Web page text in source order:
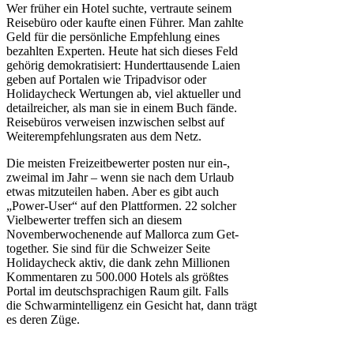
Wer früher ein Hotel suchte, vertraute seinem
Reisebüro oder kaufte einen Führer. Man zahlte
Geld für die persönliche Empfehlung eines
bezahlten Experten. Heute hat sich dieses Feld
gehörig demokratisiert: Hunderttausende Laien
geben auf Portalen wie Tripadvisor oder
Holidaycheck Wertungen ab, viel aktueller und
detailreicher, als man sie in einem Buch fände.
Reisebüros verweisen inzwischen selbst auf
Weiterempfehlungsraten aus dem Netz.
Die meisten Freizeitbewerter posten nur ein-,
zweimal im Jahr – wenn sie nach dem Urlaub
etwas mitzuteilen haben. Aber es gibt auch
„Power-User“ auf den Plattformen. 22 solcher
Vielbewerter treffen sich an diesem
Novemberwochenende auf Mallorca zum Get-
together. Sie sind für die Schweizer Seite
Holidaycheck aktiv, die dank zehn Millionen
Kommentaren zu 500.000 Hotels als größtes
Portal im deutschsprachigen Raum gilt. Falls
die Schwarmintelligenz ein Gesicht hat, dann trägt
es deren Züge.